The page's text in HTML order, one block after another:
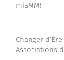
miaMM!
Changer
Associations